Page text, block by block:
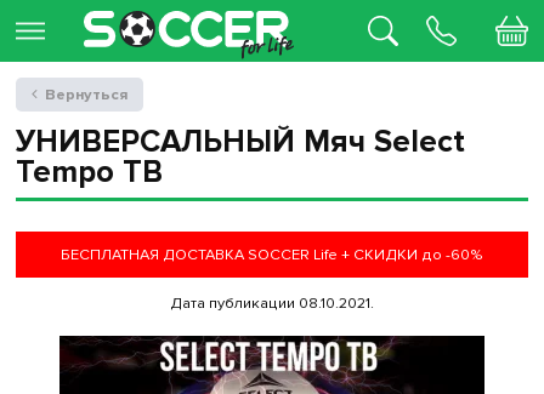
УНИВЕРСАЛЬНЫЙ Мяч Select
Tempo TB
БЕСПЛАТНАЯ ДОСТАВКА SOCCER Life + СКИДКИ до -60%
Дата публикации 08.10.2021.
Вернуться